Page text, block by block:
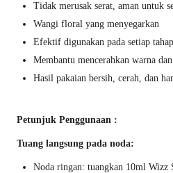
Tidak merusak serat, aman untuk
Wangi floral yang menyegarkan
Efektif digunakan pada setiap
Membantu mencerahkan warna
Hasil pakaian bersih, cerah, dan
Petunjuk Penggunaan :
Tuang langsung pada noda:
Noda ringan: tuangkan 10ml Wizz